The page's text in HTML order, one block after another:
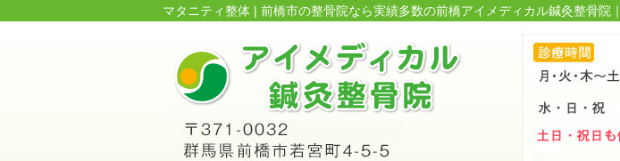
マタニティ整体 | 前橋市の整骨院なら実績多数の前橋アイメディカル鍼灸整骨院